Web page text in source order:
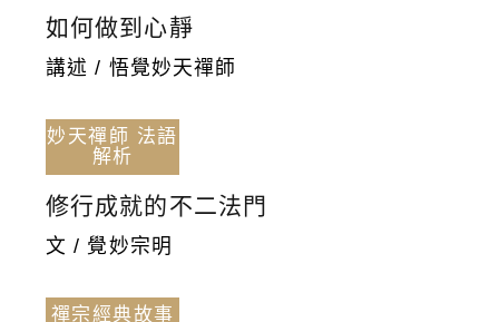
如何做到心靜
講述 / 悟覺妙天禪師
妙天禪師 法語
解析
修行成就的不二法門
文 / 覺妙宗明
禪宗經典故事